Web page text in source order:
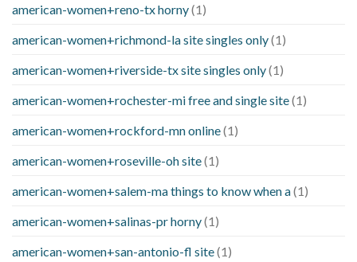
american-women+reno-tx horny(1)
american-women+richmond-la site singles only(1)
american-women+riverside-tx site singles only(1)
american-women+rochester-mi free and single site(1)
american-women+rockford-mn online(1)
american-women+roseville-oh site(1)
american-women+salem-ma things to know when a(1)
american-women+salinas-pr horny(1)
american-women+san-antonio-fl site(1)